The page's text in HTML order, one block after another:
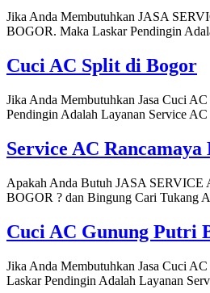
Jika Anda Membutuhkan JASA
BOGOR. Maka Laskar Pendingin
Cuci AC Split di Bogor
Jika Anda Membutuhkan Jasa Cuci
Pendingin Adalah Layanan Service
Service AC Rancamaya
Apakah Anda Butuh JASA
BOGOR ? dan Bingung Cari Tukang
Cuci AC Gunung Putri
Jika Anda Membutuhkan Jasa Cuci
Laskar Pendingin Adalah Layanan